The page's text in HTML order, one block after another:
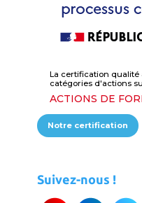
La certification qualité
catégories d'actions
ACTIONS DE
Notre certification
Suivez-nous !